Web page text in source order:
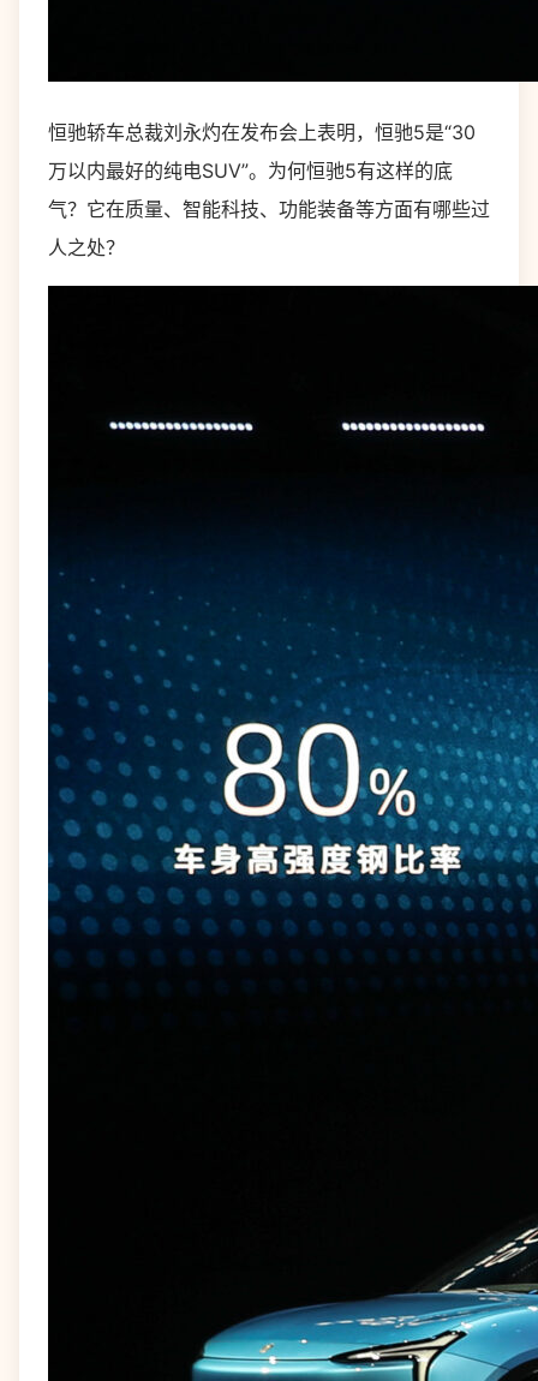
恒驰轿车总裁刘永灼在发布会上表明，恒驰5是“30
万以内最好的纯电SUV”。为何恒驰5有这样的底
气？它在质量、智能科技、功能装备等方面有哪些过
人之处？